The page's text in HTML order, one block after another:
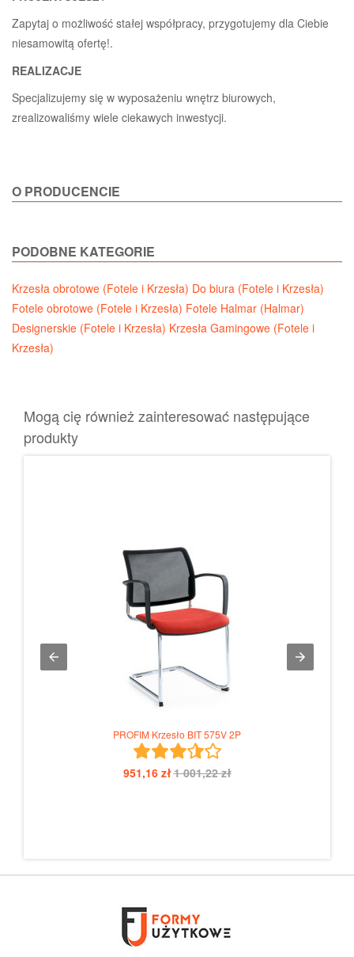
Zapytaj o możliwość stałej współpracy, przygotujemy dla Ciebie
niesamowitą ofertę!.
REALIZACJE
Specjalizujemy się w wyposażeniu wnętrz biurowych,
zrealizowaliśmy wiele ciekawych inwestycji.
O PRODUCENCIE
PODOBNE KATEGORIE
Krzesła obrotowe (Fotele i Krzesła) Do biura (Fotele i Krzesła)
Fotele obrotowe (Fotele i Krzesła) Fotele Halmar (Halmar)
Designerskie (Fotele i Krzesła) Krzesła Gamingowe (Fotele i
Krzesła)
Mogą cię również zainteresować następujące
produkty
PROFIM Krzesło BIT 575V 2P
951,16 zł1 001,22 zł